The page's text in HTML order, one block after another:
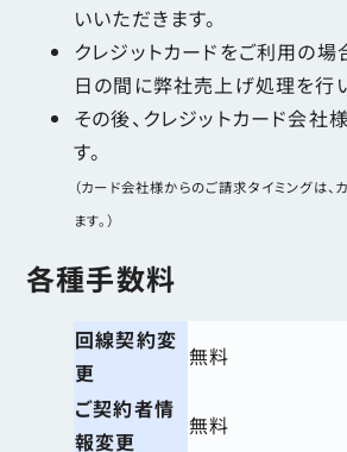
いいただきます。
クレジットカードをご利用の
日の間に弊社売上げ処理を行
その後、クレジットカード会社
す。
（カード会社様からのご請求タイミングは、
ます。）
各種手数料
回線契約変
更
無料
ご契約者情
報変更
無料